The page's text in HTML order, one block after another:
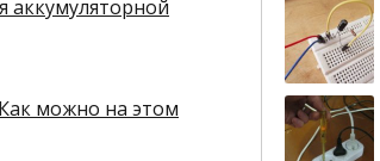
аккумуляторной
можно на этом